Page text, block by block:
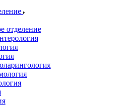
отделение